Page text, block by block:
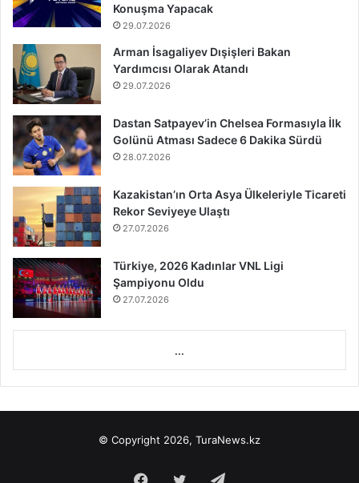
Konuşma Yapacak
29.07.2026
Arman İsagaliyev Dışişleri Bakan
Yardımcısı Olarak Atandı
29.07.2026
Dastan Satpayev’in Chelsea Formasıyla İlk
Golünü Atması Sadece 6 Dakika Sürdü
28.07.2026
Kazakistan’ın Orta Asya Ülkeleriyle Ticareti
Rekor Seviyeye Ulaştı
27.07.2026
Türkiye, 2026 Kadınlar VNL Ligi
Şampiyonu Oldu
27.07.2026
...
© Copyright 2026, TuraNews.kz
Facebook
Twitter